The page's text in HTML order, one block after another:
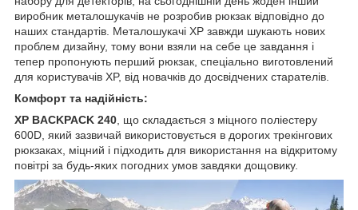
виробник металошукачів не розробив рюкзак відповідно до
наших стандартів. Металошукачі XP завжди шукають нових
проблем дизайну, тому вони взяли на себе це завдання і
тепер пропонують перший рюкзак, спеціально виготовлений
для користувачів XP, від новачків до досвідчених старателів.
Комфорт та надійність:
XP BACKPACK 240 , що складається з міцного поліестеру
600D, який зазвичай використовується в дорогих трекінгових
рюкзаках, міцний і підходить для використання на відкритому
повітрі за будь-яких погодних умов завдяки дощовику.